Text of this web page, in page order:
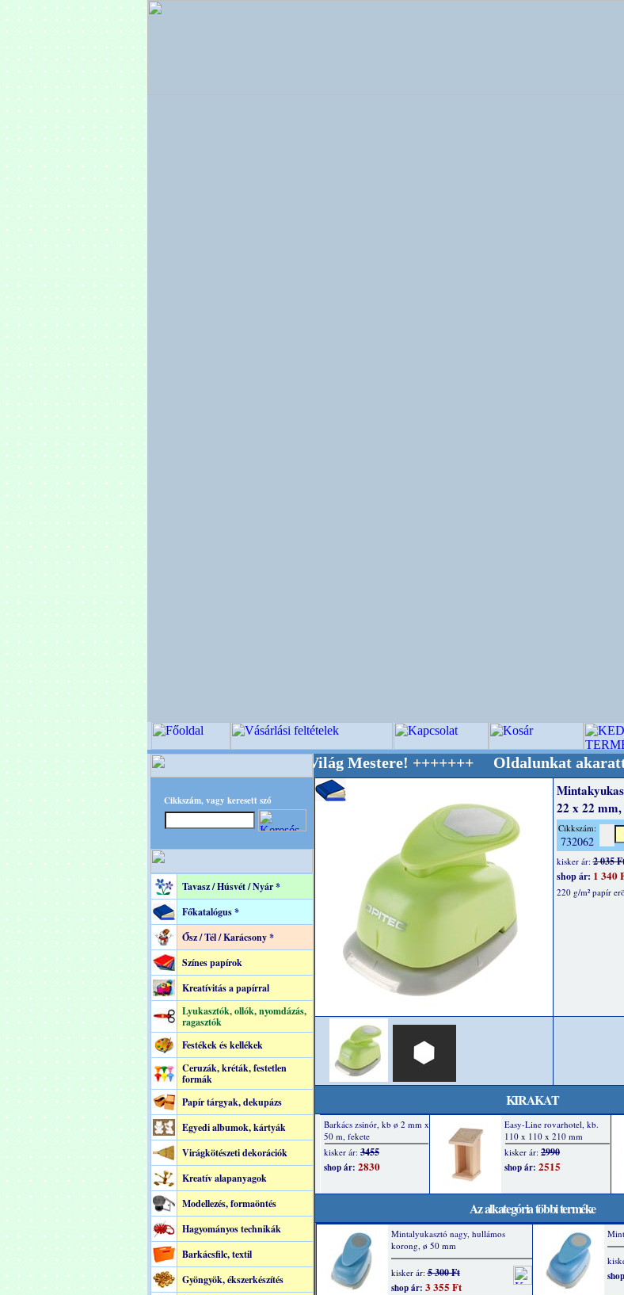
Cikkszám, vagy keresett szó
Tavasz / Húsvét / Nyár *
Főkatalógus *
Ősz / Tél / Karácsony *
Színes papírok
Kreatívitás a papírral
Lyukasztók, ollók, nyomdázás,
ragasztók
Festékek és kellékek
Ceruzák, kréták, festetlen
formák
Papír tárgyak, dekupázs
Egyedi albumok, kártyák
Virágkötészeti dekorációk
Kreatív alapanyagok
Modellezés, formaöntés
Hagyományos technikák
Barkácsfilc, textil
Gyöngyök, ékszerkészítés
+++++++ OPITEC - A Kreatív Világ Mestere! +++++++ Oldalunkat akarattal
22 x 22
Cikkszám:
732062
kisker ár:2 035
shop ár: 1 340
220 g/m² papír
KIRAKAT
Az alkategória többi terméke
Mintalyukasztó nagy, hullámos
korong, ø 50 mm
kisker ár:5 300 Ft
shop ár: 3 355 Ft